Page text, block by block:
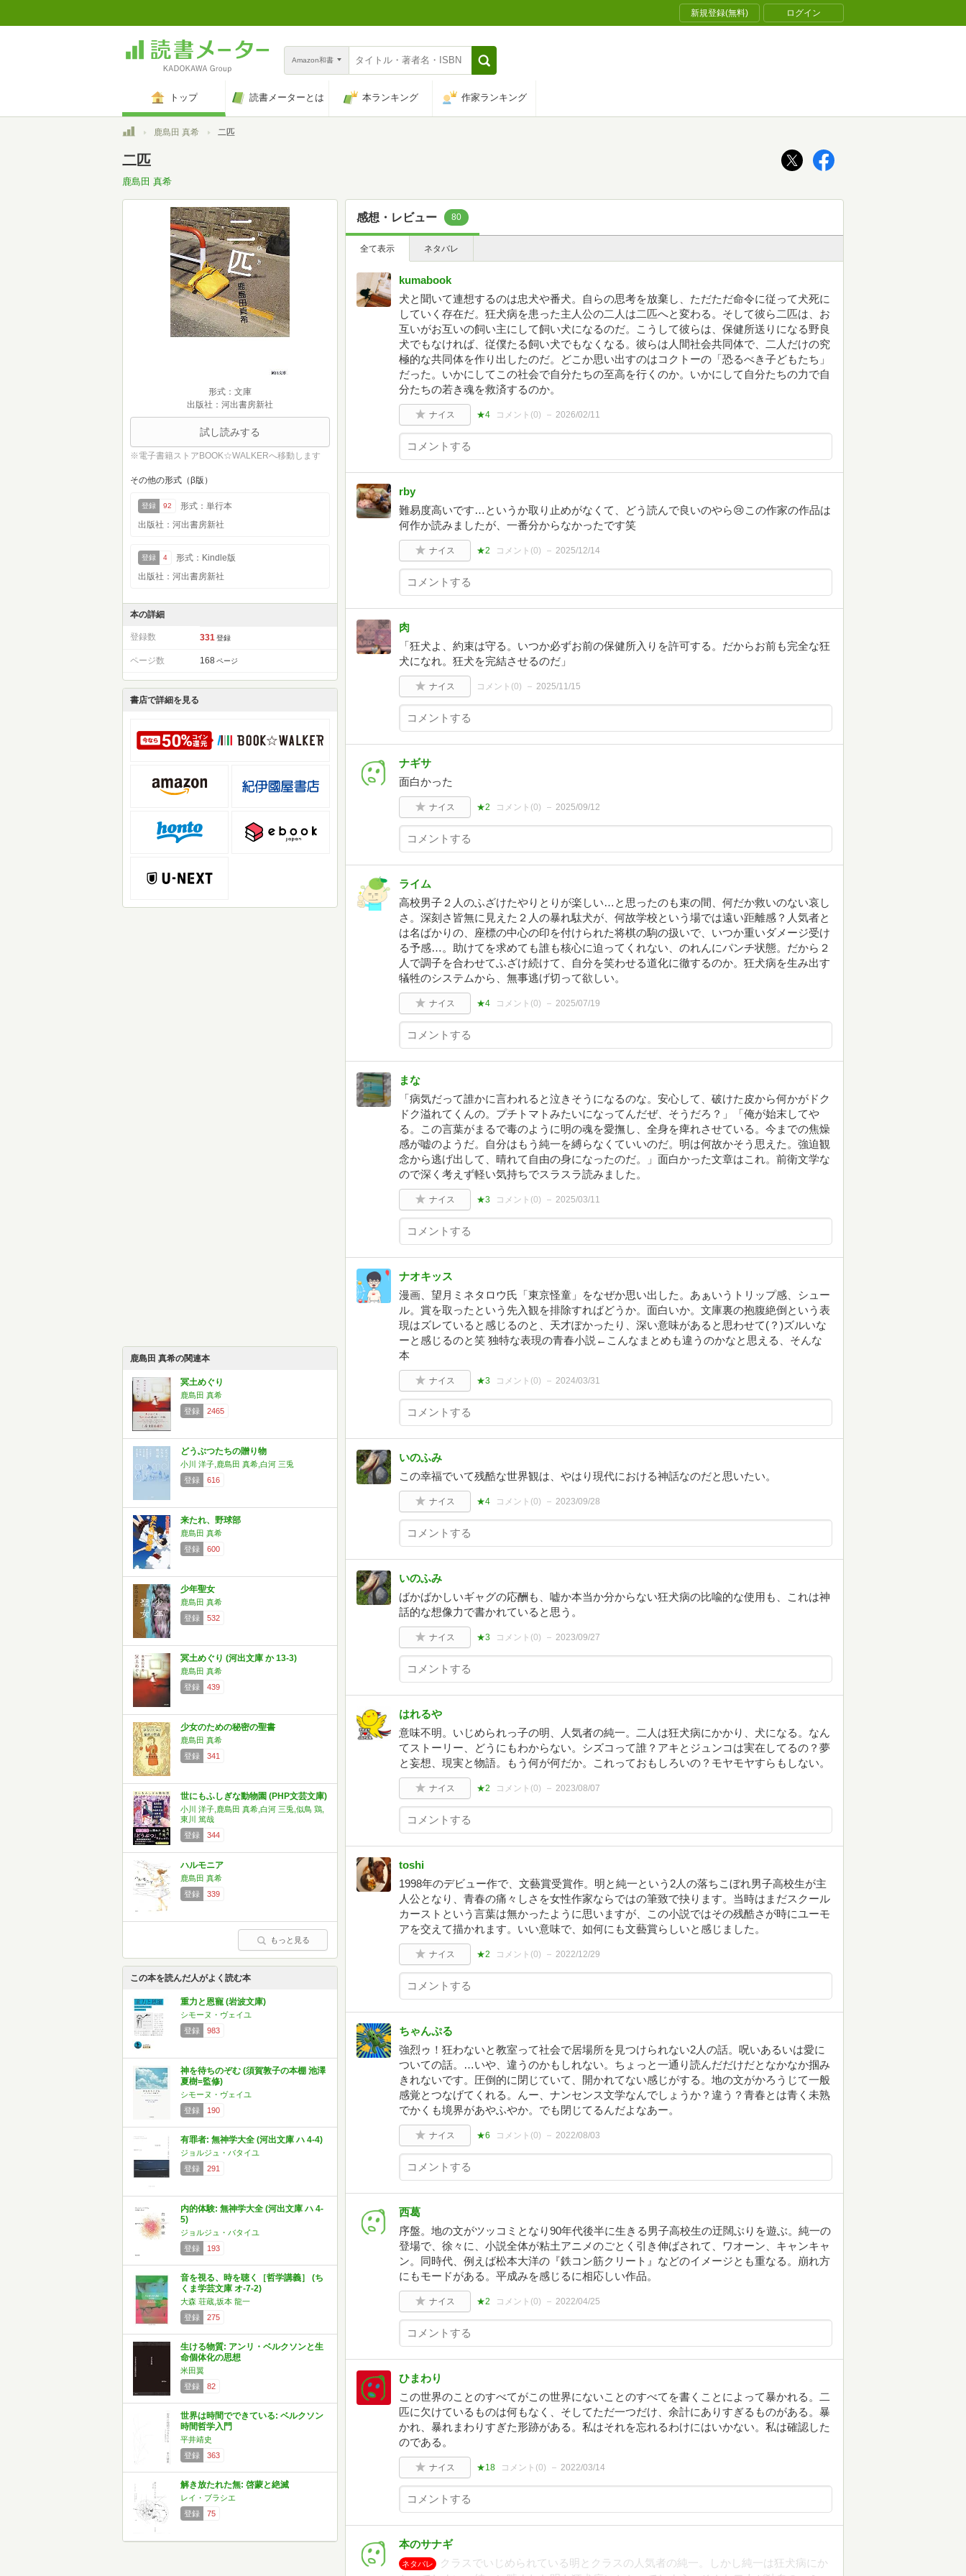
新規登録(無料) ログイン
Amazon和書
トップ 読書メーターとは 本ランキング 作家ランキング
トップ鹿島田 真希 二匹
二匹
鹿島田 真希
形式：文庫
出版社：河出書房新社
試し読みする
※電子書籍ストアBOOK☆WALKERへ移動します
その他の形式（β版）
登録 92
形式：単行本
出版社：河出書房新社
登録 4
形式：Kindle版
出版社：河出書房新社
本の詳細
登録数 331 登録
ページ数 168 ページ
書店で詳細を見る
鹿島田 真希の関連本
冥土めぐり
鹿島田 真希
登録
2465
どうぶつたちの贈り物
小川 洋子,鹿島田 真希,白河 三兎
登録
616
来たれ、野球部
鹿島田 真希
登録
600
少年聖女
鹿島田 真希
登録
532
冥土めぐり (河出文庫 か 13-3)
鹿島田 真希
登録
439
少女のための秘密の聖書
鹿島田 真希
登録
341
世にもふしぎな動物園 (PHP文芸文庫)
小川 洋子,鹿島田 真希,白河 三兎,似鳥 鶏,
東川 篤哉
登録
344
ハルモニア
鹿島田 真希
登録
339
もっと見る
この本を読んだ人がよく読む本
重力と恩寵 (岩波文庫)
シモーヌ・ヴェイユ
登録
983
神を待ちのぞむ (須賀敦子の本棚 池澤
夏樹=監修)
シモーヌ・ヴェイユ
登録
190
有罪者: 無神学大全 (河出文庫 ハ 4-4)
ジョルジュ・バタイユ
登録
291
内的体験: 無神学大全 (河出文庫 ハ 4-
5)
ジョルジュ・バタイユ
登録
193
音を視る、時を聴く［哲学講義］ (ち
くま学芸文庫 オ-7-2)
大森 荘蔵,坂本 龍一
登録
275
生ける物質: アンリ・ベルクソンと生
命個体化の思想
米田翼
登録
82
世界は時間でできている: ベルクソン
時間哲学入門
平井靖史
登録
363
解き放たれた無: 啓蒙と絶滅
レイ・ブラシエ
登録
75
感想・レビュー 80
全て表示 ネタバレ
kumabook
犬と聞いて連想するのは忠犬や番犬。自らの思考を放棄し、ただただ命令に従って犬死に
していく存在だ。狂犬病を患った主人公の二人は二匹へと変わる。そして彼ら二匹は、お
互いがお互いの飼い主にして飼い犬になるのだ。こうして彼らは、保健所送りになる野良
犬でもなければ、従僕たる飼い犬でもなくなる。彼らは人間社会共同体で、二人だけの究
極的な共同体を作り出したのだ。どこか思い出すのはコクトーの「恐るべき子どもたち」
だった。いかにしてこの社会で自分たちの至高を行くのか。いかにして自分たちの力で自
分たちの若き魂を救済するのか。
ナイス ★4 コメント(0) 2026/02/11
rby
難易度高いです…というか取り止めがなくて、どう読んで良いのやら😢この作家の作品は
何作か読みましたが、一番分からなかったです笑
ナイス ★2 コメント(0) 2025/12/14
肉
「狂犬よ、約束は守る。いつか必ずお前の保健所入りを許可する。だからお前も完全な狂
犬になれ。狂犬を完結させるのだ」
ナイス コメント(0) 2025/11/15
ナギサ
面白かった
ナイス ★2 コメント(0) 2025/09/12
ライム
高校男子２人のふざけたやりとりが楽しい…と思ったのも束の間、何だか救いのない哀し
さ。深刻さ皆無に見えた２人の暴れ駄犬が、何故学校という場では遠い距離感？人気者と
は名ばかりの、座標の中心の印を付けられた将棋の駒の扱いで、いつか重いダメージ受け
る予感…。助けてを求めても誰も核心に迫ってくれない、のれんにパンチ状態。だから２
人で調子を合わせてふざけ続けて、自分を笑わせる道化に徹するのか。狂犬病を生み出す
犠牲のシステムから、無事逃げ切って欲しい。
ナイス ★4 コメント(0) 2025/07/19
まな
「病気だって誰かに言われると泣きそうになるのな。安心して、破けた皮から何かがドク
ドク溢れてくんの。プチトマトみたいになってんだぜ、そうだろ？」「俺が始末してや
る。この言葉がまるで毒のように明の魂を愛撫し、全身を痺れさせている。今までの焦燥
感が嘘のようだ。自分はもう純一を縛らなくていいのだ。明は何故かそう思えた。強迫観
念から逃げ出して、晴れて自由の身になったのだ。」面白かった文章はこれ。前衛文学な
ので深く考えず軽い気持ちでスラスラ読みました。
ナイス ★3 コメント(0) 2025/03/11
ナオキッス
漫画、望月ミネタロウ氏「東京怪童」をなぜか思い出した。あぁいうトリップ感、シュー
ル。賞を取ったという先入観を排除すればどうか。面白いか。文庫裏の抱腹絶倒という表
現はズレていると感じるのと、天才ぽかったり、深い意味があると思わせて(？)ズルいな
ーと感じるのと笑 独特な表現の青春小説←こんなまとめも違うのかなと思える、そんな
本
ナイス ★3 コメント(0) 2024/03/31
いのふみ
この幸福でいて残酷な世界観は、やはり現代における神話なのだと思いたい。
ナイス ★4 コメント(0) 2023/09/28
いのふみ
ばかばかしいギャグの応酬も、嘘か本当か分からない狂犬病の比喩的な使用も、これは神
話的な想像力で書かれていると思う。
ナイス ★3 コメント(0) 2023/09/27
はれるや
意味不明。いじめられっ子の明、人気者の純一。二人は狂犬病にかかり、犬になる。なん
てストーリー、どうにもわからない。シズコって誰？アキとジュンコは実在してるの？夢
と妄想、現実と物語。もう何が何だか。これっておもしろいの？モヤモヤすらもしない。
ナイス ★2 コメント(0) 2023/08/07
toshi
1998年のデビュー作で、文藝賞受賞作。明と純一という2人の落ちこぼれ男子高校生が主
人公となり、青春の痛々しさを女性作家ならではの筆致で抉ります。当時はまだスクール
カーストという言葉は無かったように思いますが、この小説ではその残酷さが時にユーモ
アを交えて描かれます。いい意味で、如何にも文藝賞らしいと感じました。
ナイス ★2 コメント(0) 2022/12/29
ちゃんぷる
強烈ゥ！狂わないと教室って社会で居場所を見つけられない2人の話。呪いあるいは愛に
ついての話。…いや、違うのかもしれない。ちょっと一通り読んだだけだとなかなか掴み
きれないです。圧倒的に閉じていて、開かれてない感じがする。地の文がかろうじて一般
感覚とつなげてくれる。んー、ナンセンス文学なんでしょうか？違う？青春とは青く未熟
でかくも境界があやふやか。でも閉じてるんだよなあー。
ナイス ★6 コメント(0) 2022/08/03
西葛
序盤。地の文がツッコミとなり90年代後半に生きる男子高校生の迂闊ぶりを遊ぶ。純一の
登場で、徐々に、小説全体が粘土アニメのごとく引き伸ばされて、ワオーン、キャンキャ
ン。同時代、例えば松本大洋の『鉄コン筋クリート』などのイメージとも重なる。崩れ方
にもモードがある。平成みを感じるに相応しい作品。
ナイス ★2 コメント(0) 2022/04/25
ひまわり
この世界のことのすべてがこの世界にないことのすべてを書くことによって暴かれる。二
匹に欠けているものは何もなく、そしてただ一つだけ、余計にありすぎるものがある。暴
かれ、暴れまわりすぎた形跡がある。私はそれを忘れるわけにはいかない。私は確認した
のである。
ナイス ★18 コメント(0) 2022/03/14
本のサナギ
ネタバレ
クラスでいじめられている明とクラスの人気者の純一。しかし純一は狂犬病にか